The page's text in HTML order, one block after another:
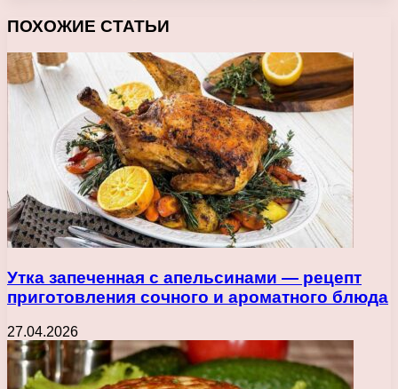
ПОХОЖИЕ СТАТЬИ
Утка запеченная с апельсинами — рецепт
приготовления сочного и ароматного блюда
27.04.2026